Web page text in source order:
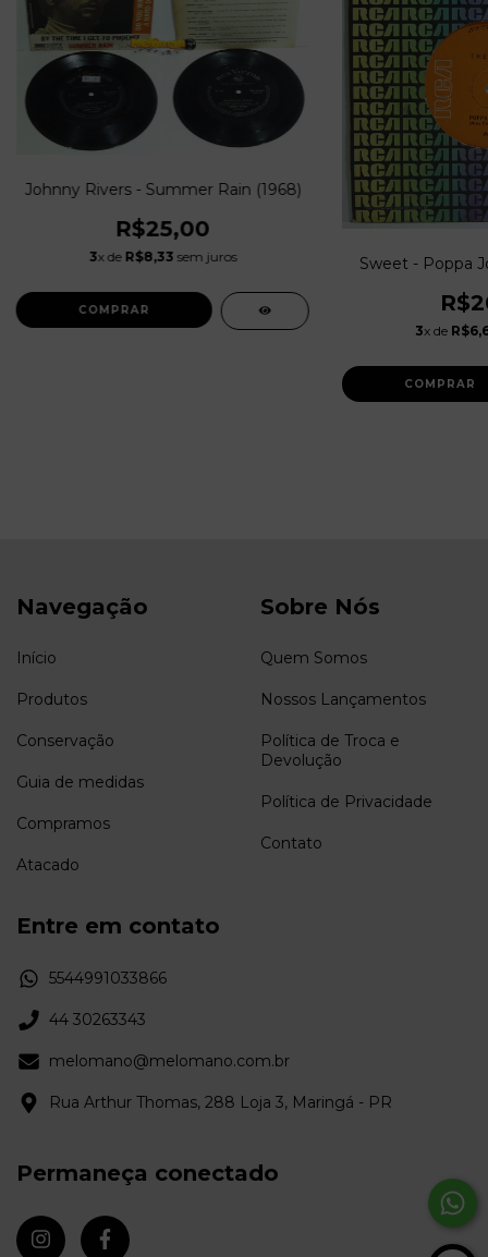
Johnny Rivers - Summer Rain (1968)
R$25,00
3x de R$8,33 sem juros Sweet - Poppa
3x de
Navegação
Início
Produtos
Conservação
Guia de medidas
Compramos
Atacado
Sobre Nós
Quem Somos
Nossos Lançamentos
Política de Troca e
Devolução
Política de Privacidade
Contato
Entre em contato
5544991033866
44 30263343
melomano@melomano.com.br
Rua Arthur Thomas, 288 Loja 3, Maringá - PR
Permaneça conectado